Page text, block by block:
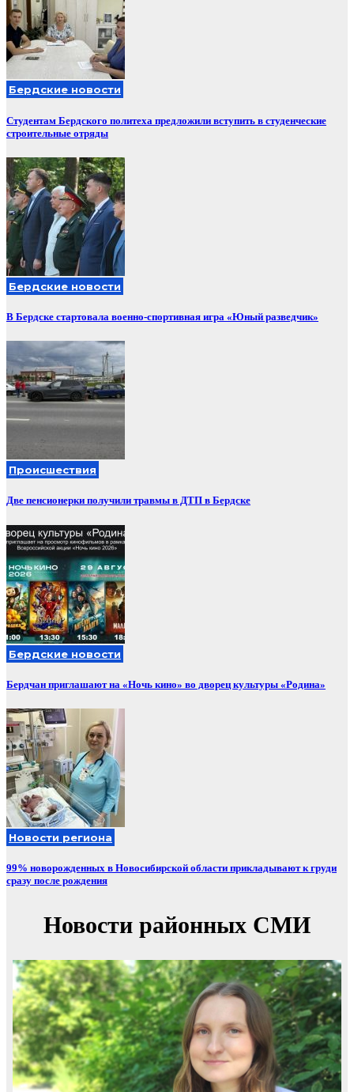
Бердские новости
Студентам Бердского политеха предложили вступить в студенческие
строительные отряды
Бердские новости
В Бердске стартовала военно-спортивная игра «Юный разведчик»
Происшествия
Две пенсионерки получили травмы в ДТП в Бердске
Бердские новости
Бердчан приглашают на «Ночь кино» во дворец культуры «Родина»
Новости региона
99% новорожденных в Новосибирской области прикладывают к груди
сразу после рождения